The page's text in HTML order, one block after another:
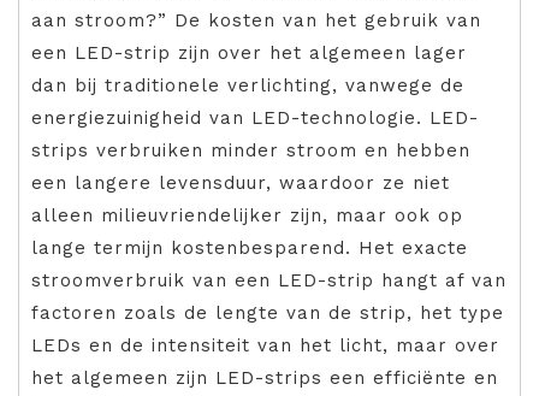
aan stroom?” De kosten van het gebruik van
een LED-strip zijn over het algemeen lager
dan bij traditionele verlichting, vanwege de
energiezuinigheid van LED-technologie. LED-
strips verbruiken minder stroom en hebben
een langere levensduur, waardoor ze niet
alleen milieuvriendelijker zijn, maar ook op
lange termijn kostenbesparend. Het exacte
stroomverbruik van een LED-strip hangt af van
factoren zoals de lengte van de strip, het type
LEDs en de intensiteit van het licht, maar over
het algemeen zijn LED-strips een efficiënte en